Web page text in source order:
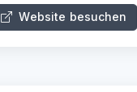
Website besuchen